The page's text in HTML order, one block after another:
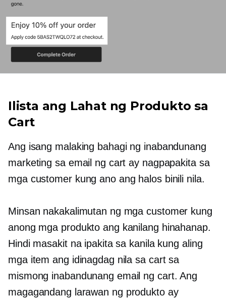
Ilista ang Lahat ng Produkto sa
Cart
Ang isang malaking bahagi ng inabandunang
marketing sa email ng cart ay nagpapakita sa
mga customer kung ano ang halos binili nila.
Minsan nakakalimutan ng mga customer kung
anong mga produkto ang kanilang hinahanap.
Hindi masakit na ipakita sa kanila kung aling
mga item ang idinagdag nila sa cart sa
mismong inabandunang email ng cart. Ang
magagandang larawan ng produkto ay